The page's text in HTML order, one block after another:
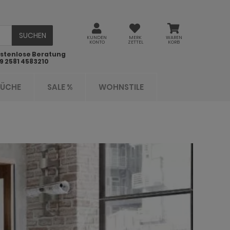
SUCHEN KUNDEN
KONTO
MERK
ZETTEL
WAREN
KORB
Beratung
2581 4583210
SALE % WOHNSTILE